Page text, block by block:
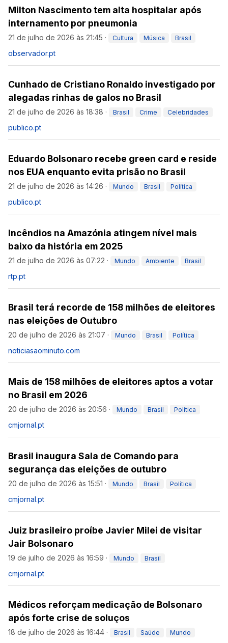
Milton Nascimento tem alta hospitalar após
internamento por pneumonia
21 de julho de 2026 às 21:45 · Cultura Música Brasil
observador.pt
Cunhado de Cristiano Ronaldo investigado por
alegadas rinhas de galos no Brasil
21 de julho de 2026 às 18:38 · Brasil Crime Celebridades
publico.pt
Eduardo Bolsonaro recebe green card e reside
nos EUA enquanto evita prisão no Brasil
21 de julho de 2026 às 14:26 · Mundo Brasil Política
publico.pt
Incêndios na Amazónia atingem nível mais
baixo da história em 2025
21 de julho de 2026 às 07:22 · Mundo Ambiente Brasil
rtp.pt
Brasil terá recorde de 158 milhões de eleitores
nas eleições de Outubro
20 de julho de 2026 às 21:07 · Mundo Brasil Política
noticiasaominuto.com
Mais de 158 milhões de eleitores aptos a votar
no Brasil em 2026
20 de julho de 2026 às 20:56 · Mundo Brasil Política
cmjornal.pt
Brasil inaugura Sala de Comando para
segurança das eleições de outubro
20 de julho de 2026 às 15:51 · Mundo Brasil Política
cmjornal.pt
Juiz brasileiro proíbe Javier Milei de visitar
Jair Bolsonaro
19 de julho de 2026 às 16:59 · Mundo Brasil
cmjornal.pt
Médicos reforçam medicação de Bolsonaro
após forte crise de soluços
18 de julho de 2026 às 16:44 · Brasil Saúde Mundo